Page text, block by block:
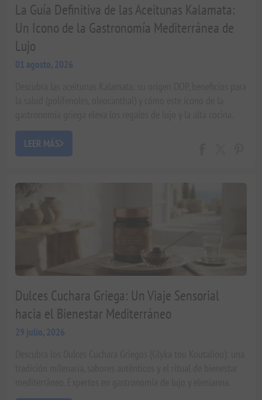
La Guía Definitiva de las Aceitunas Kalamata:
Un Icono de la Gastronomía Mediterránea de
Lujo
01 agosto, 2026
Guía experta de Xenophon Liapakis.
LEER MÁS
Dulces Cuchara Griega: Un Viaje Sensorial
hacia el Bienestar Mediterráneo
29 julio, 2026